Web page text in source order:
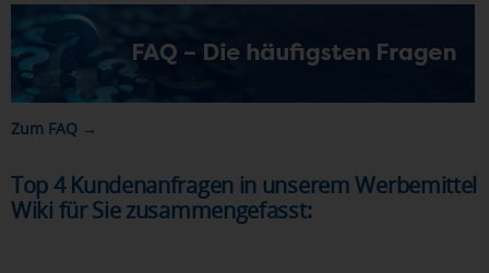
Zum FAQ →
Top 4 Kundenanfragen in unserem Werbemittel
Wiki für Sie zusammengefasst: